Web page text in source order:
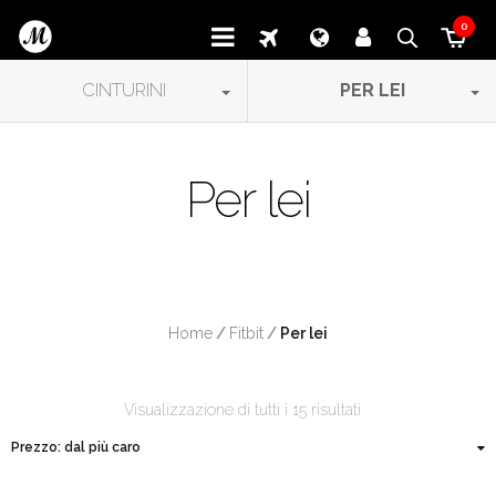
0
CINTURINI PER LEI
Per lei
Home / Fitbit / Per lei
Visualizzazione di tutti i 15 risultati